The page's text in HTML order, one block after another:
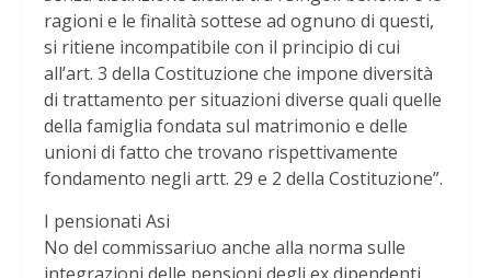
ragioni e le finalità sottese ad ognuno di questi,
si ritiene incompatibile con il principio di cui
all’art. 3 della Costituzione che impone diversità
di trattamento per situazioni diverse quali quelle
della famiglia fondata sul matrimonio e delle
unioni di fatto che trovano rispettivamente
fondamento negli artt. 29 e 2 della Costituzione”.
I pensionati Asi
No del commissariuo anche alla norma sulle